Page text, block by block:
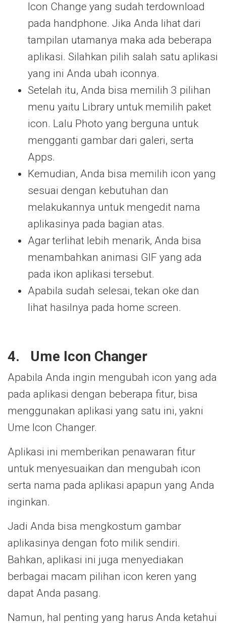
Icon Change yang sudah terdownload
pada handphone. Jika Anda lihat dari
tampilan utamanya maka ada beberapa
aplikasi. Silahkan pilih salah satu aplikasi
yang ini Anda ubah iconnya.
Setelah itu, Anda bisa memilih 3 pilihan
menu yaitu Library untuk memilih paket
icon. Lalu Photo yang berguna untuk
mengganti gambar dari galeri, serta
Apps.
Kemudian, Anda bisa memilih icon yang
sesuai dengan kebutuhan dan
melakukannya untuk mengedit nama
aplikasinya pada bagian atas.
Agar terlihat lebih menarik, Anda bisa
menambahkan animasi GIF yang ada
pada ikon aplikasi tersebut.
Apabila sudah selesai, tekan oke dan
lihat hasilnya pada home screen.
4. Ume Icon Changer
Apabila Anda ingin mengubah icon yang ada
pada aplikasi dengan beberapa fitur, bisa
menggunakan aplikasi yang satu ini, yakni
Ume Icon Changer.
Aplikasi ini memberikan penawaran fitur
untuk menyesuaikan dan mengubah icon
serta nama pada aplikasi apapun yang Anda
inginkan.
Jadi Anda bisa mengkostum gambar
aplikasinya dengan foto milik sendiri.
Bahkan, aplikasi ini juga menyediakan
berbagai macam pilihan icon keren yang
dapat Anda pasang.
Namun, hal penting yang harus Anda ketahui